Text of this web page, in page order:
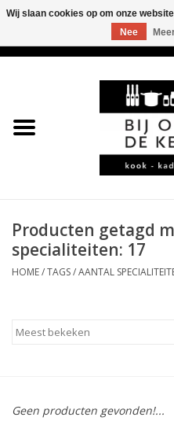
LEKKER
KOFFIE
*KADO*
Producten getagd
specialiteiten: 17
HOME/TAGS/AANTAL
Geen producten gevonden!...
Wij slaan cookies op om onze
Nee